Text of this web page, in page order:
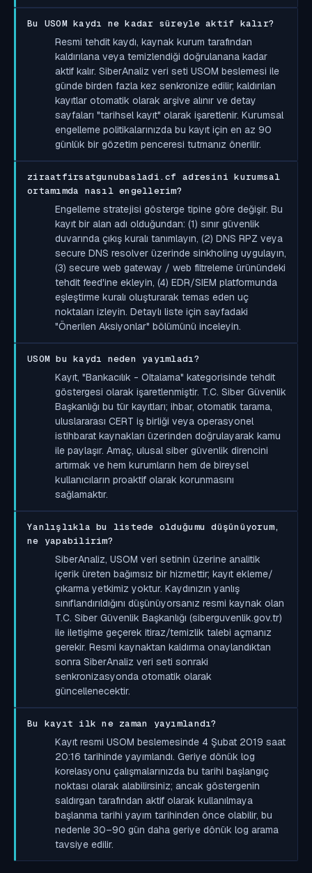
Bu USOM kaydı ne kadar süreyle aktif kalır?
Resmi tehdit kaydı, kaynak kurum tarafından
kaldırılana veya temizlendiği doğrulanana kadar
aktif kalır. SiberAnaliz veri seti USOM beslemesi ile
günde birden fazla kez senkronize edilir; kaldırılan
kayıtlar otomatik olarak arşive alınır ve detay
sayfaları "tarihsel kayıt" olarak işaretlenir. Kurumsal
engelleme politikalarınızda bu kayıt için en az 90
günlük bir gözetim penceresi tutmanız önerilir.
ziraatfirsatgunubasladi.cf adresini kurumsal
ortamımda nasıl engellerim?
Engelleme stratejisi gösterge tipine göre değişir. Bu
kayıt bir alan adı olduğundan: (1) sınır güvenlik
duvarında çıkış kuralı tanımlayın, (2) DNS RPZ veya
secure DNS resolver üzerinde sinkholing uygulayın,
(3) secure web gateway / web filtreleme ürünündeki
tehdit feed'ine ekleyin, (4) EDR/SIEM platformunda
eşleştirme kuralı oluşturarak temas eden uç
noktaları izleyin. Detaylı liste için sayfadaki
"Önerilen Aksiyonlar" bölümünü inceleyin.
USOM bu kaydı neden yayımladı?
Kayıt, "Bankacılık - Oltalama" kategorisinde tehdit
göstergesi olarak işaretlenmiştir. T.C. Siber Güvenlik
Başkanlığı bu tür kayıtları; ihbar, otomatik tarama,
uluslararası CERT iş birliği veya operasyonel
istihbarat kaynakları üzerinden doğrulayarak kamu
ile paylaşır. Amaç, ulusal siber güvenlik direncini
artırmak ve hem kurumların hem de bireysel
kullanıcıların proaktif olarak korunmasını
sağlamaktır.
Yanlışlıkla bu listede olduğumu düşünüyorum,
ne yapabilirim?
SiberAnaliz, USOM veri setinin üzerine analitik
içerik üreten bağımsız bir hizmettir; kayıt ekleme/
çıkarma yetkimiz yoktur. Kaydınızın yanlış
sınıflandırıldığını düşünüyorsanız resmi kaynak olan
T.C. Siber Güvenlik Başkanlığı (siberguvenlik.gov.tr)
ile iletişime geçerek itiraz/temizlik talebi açmanız
gerekir. Resmi kaynaktan kaldırma onaylandıktan
sonra SiberAnaliz veri seti sonraki
senkronizasyonda otomatik olarak
güncellenecektir.
Bu kayıt ilk ne zaman yayımlandı?
Kayıt resmi USOM beslemesinde 4 Şubat 2019 saat
20:16 tarihinde yayımlandı. Geriye dönük log
korelasyonu çalışmalarınızda bu tarihi başlangıç
noktası olarak alabilirsiniz; ancak göstergenin
saldırgan tarafından aktif olarak kullanılmaya
başlanma tarihi yayım tarihinden önce olabilir, bu
nedenle 30–90 gün daha geriye dönük log arama
tavsiye edilir.